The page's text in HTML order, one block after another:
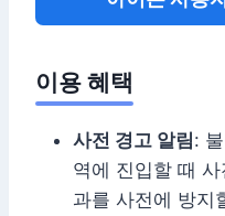
이용 혜택
사전 경고 알림:
역에 진입할 때
과를 사전에 방지